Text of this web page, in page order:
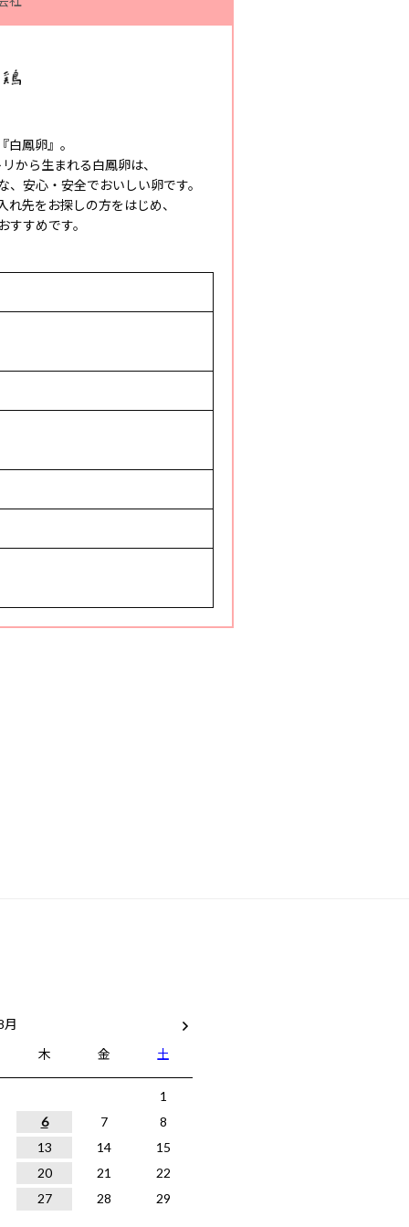
鳳卵』。
から生まれる白鳳卵は、
安心・安全でおいしい卵です。
先をお探しの方をはじめ、
すめです。
木
金 土
1
6
7
8
13
14
15
20
21
22
27
28 29